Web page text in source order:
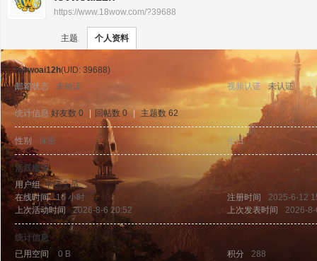
8w
›
https://www.18wow.com/?39688
主题 个人资料
fovwoai12h(UID: 39688)
邮箱状态
未验证 视频认证 未认证
统计信息 好友数 0 回帖数 0 主题数 62
性别 保密 生日 -
活跃概况
用户组中级会员
在线时间
16 小时 注册时间
2025-6-12
上次活动时间
2026-8-6 20:52 上次发表时间 2026-
统计信息
已用空间
0 B 积分
288